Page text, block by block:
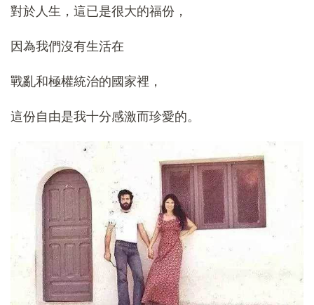
對於人生，這已是很大的福份，
因為我們沒有生活在
戰亂和極權統治的國家裡，
這份自由是我十分感激而珍愛的。